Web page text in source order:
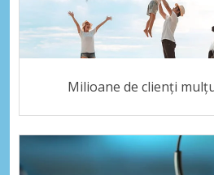
Milioane de clienți